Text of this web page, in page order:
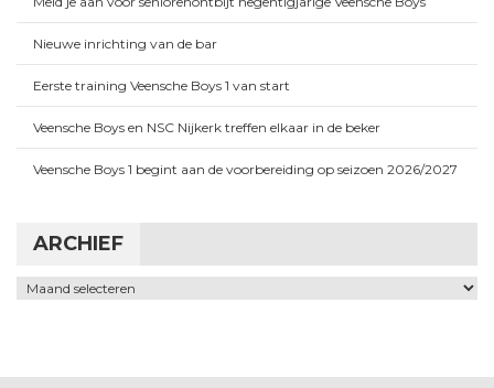
Nieuwe inrichting van de bar
Eerste training Veensche Boys 1 van start
Veensche Boys en NSC Nijkerk treffen elkaar in de beker
Veensche Boys 1 begint aan de voorbereiding op seizoen 2026/2027
ARCHIEF
Archief